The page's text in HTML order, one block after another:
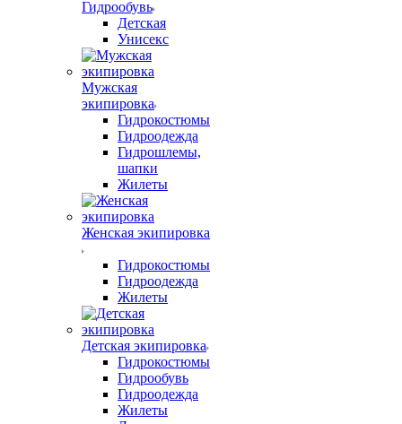
Гидрообувь
Детская
Унисекс
Мужская
экипировка
Гидрокостюмы
Гидроодежда
Гидрошлемы,
шапки
Жилеты
Женская экипировка
Гидрокостюмы
Гидроодежда
Жилеты
Детская экипировка
Гидрокостюмы
Гидрообувь
Гидроодежда
Жилеты